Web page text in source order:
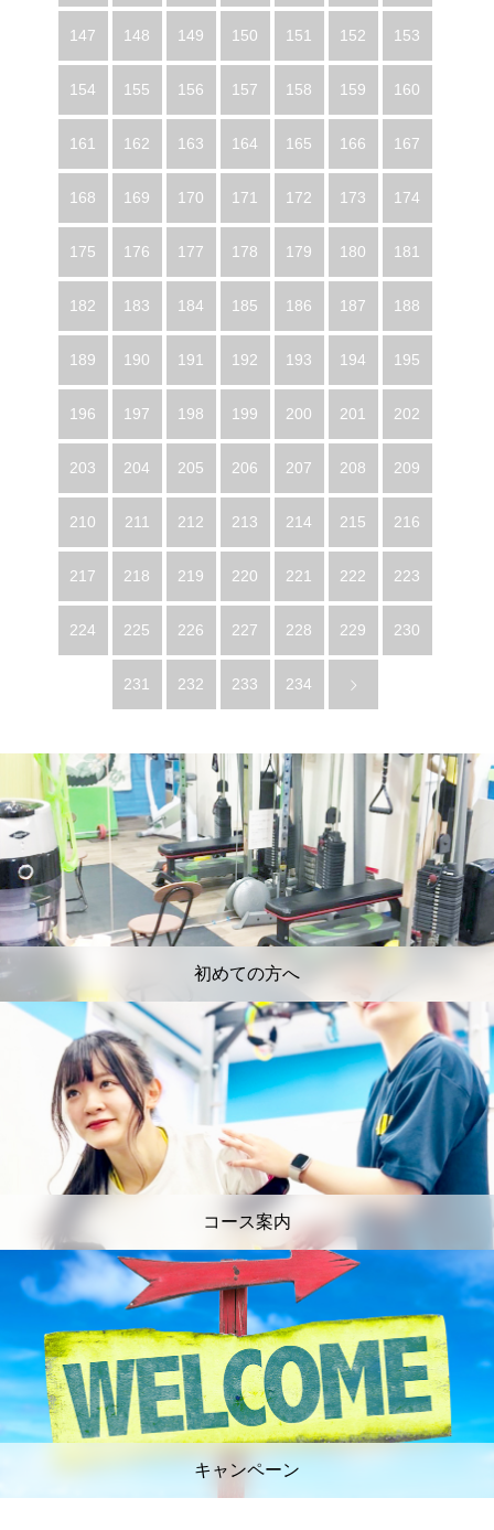
147 148 149 150 151 152 153
154 155 156 157 158 159 160
161 162 163 164 165 166 167
168 169 170 171 172 173 174
175 176 177 178 179 180 181
182 183 184 185 186 187 188
189 190 191 192 193 194 195
196 197 198 199 200 201 202
203 204 205 206 207 208 209
210 211 212 213 214 215 216
217 218 219 220 221 222 223
224 225 226 227 228 229 230
231 232 233 234
初めての方へ
コース案内
キャンペーン